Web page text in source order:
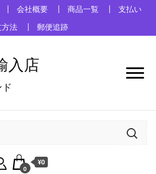
会社概要 商品一覧
支払い
法
郵便追跡
入店
0
¥0